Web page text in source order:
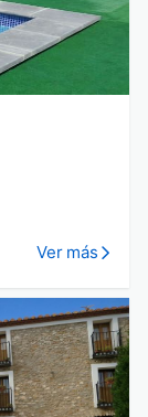
Ver más